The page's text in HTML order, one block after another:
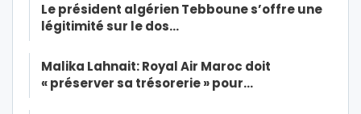
Le président algérien Tebboune s’offre une
légitimité sur le dos…
Malika Lahnait: Royal Air Maroc doit
« préserver sa trésorerie » pour…